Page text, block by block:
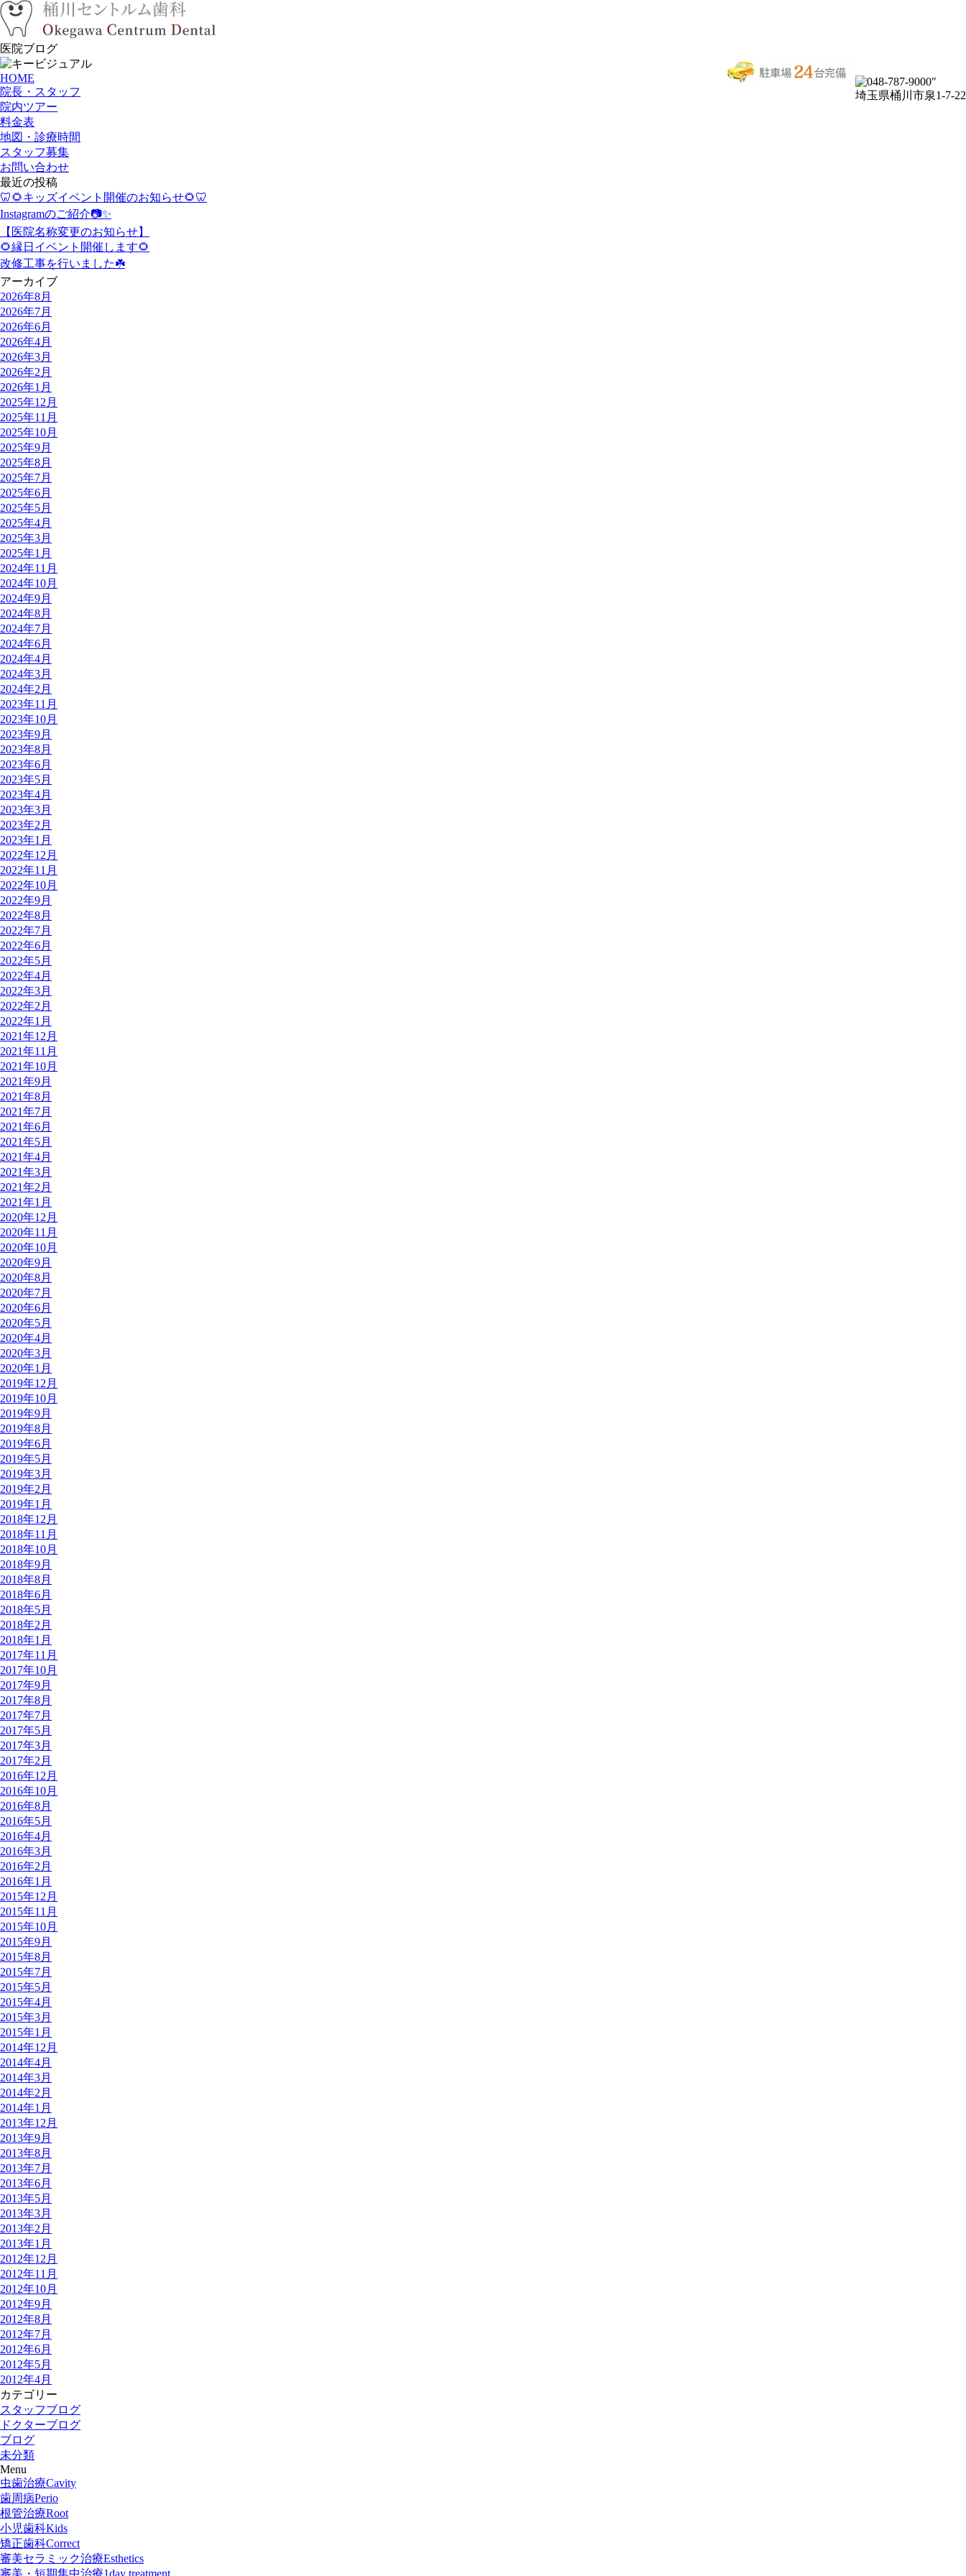
医院ブログ
埼玉県桶川市泉1-7-22
HOME
院長・スタッフ
院内ツアー
料金表
地図・診療時間
スタッフ募集
お問い合わせ
最近の投稿
🦷🌻キッズイベント開催のお知らせ🌻🦷
Instagramのご紹介📷✨
【医院名称変更のお知らせ】
🌻縁日イベント開催します🌻
改修工事を行いました☘️
アーカイブ
2026年8月
2026年7月
2026年6月
2026年4月
2026年3月
2026年2月
2026年1月
2025年12月
2025年11月
2025年10月
2025年9月
2025年8月
2025年7月
2025年6月
2025年5月
2025年4月
2025年3月
2025年1月
2024年11月
2024年10月
2024年9月
2024年8月
2024年7月
2024年6月
2024年4月
2024年3月
2024年2月
2023年11月
2023年10月
2023年9月
2023年8月
2023年6月
2023年5月
2023年4月
2023年3月
2023年2月
2023年1月
2022年12月
2022年11月
2022年10月
2022年9月
2022年8月
2022年7月
2022年6月
2022年5月
2022年4月
2022年3月
2022年2月
2022年1月
2021年12月
2021年11月
2021年10月
2021年9月
2021年8月
2021年7月
2021年6月
2021年5月
2021年4月
2021年3月
2021年2月
2021年1月
2020年12月
2020年11月
2020年10月
2020年9月
2020年8月
2020年7月
2020年6月
2020年5月
2020年4月
2020年3月
2020年1月
2019年12月
2019年10月
2019年9月
2019年8月
2019年6月
2019年5月
2019年3月
2019年2月
2019年1月
2018年12月
2018年11月
2018年10月
2018年9月
2018年8月
2018年6月
2018年5月
2018年2月
2018年1月
2017年11月
2017年10月
2017年9月
2017年8月
2017年7月
2017年5月
2017年3月
2017年2月
2016年12月
2016年10月
2016年8月
2016年5月
2016年4月
2016年3月
2016年2月
2016年1月
2015年12月
2015年11月
2015年10月
2015年9月
2015年8月
2015年7月
2015年5月
2015年4月
2015年3月
2015年1月
2014年12月
2014年4月
2014年3月
2014年2月
2014年1月
2013年12月
2013年9月
2013年8月
2013年7月
2013年6月
2013年5月
2013年3月
2013年2月
2013年1月
2012年12月
2012年11月
2012年10月
2012年9月
2012年8月
2012年7月
2012年6月
2012年5月
2012年4月
カテゴリー
スタッフブログ
ドクターブログ
ブログ
未分類
Menu
虫歯治療Cavity
歯周病Perio
根管治療Root
小児歯科Kids
矯正歯科Correct
審美セラミック治療Esthetics
審美・短期集中治療1day treatment